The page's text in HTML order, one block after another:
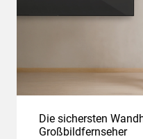
Die sichersten
Großbildfernseher